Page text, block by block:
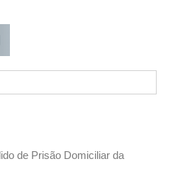
de Prisão Domiciliar da